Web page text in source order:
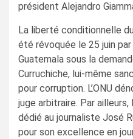
président Alejandro
La liberté conditionnelle
été révoquée le 25 juin par
Guatemala sous la
Curruchiche, lui-même
pour corruption. L’ONU
juge arbitraire. Par
dédié au journaliste José
pour son excellence en